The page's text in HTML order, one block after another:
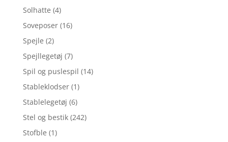
Solhatte (4)
Soveposer (16)
Spejle (2)
Spejllegetøj (7)
Spil og puslespil (14)
Stableklodser (1)
Stablelegetøj (6)
Stel og bestik (242)
Stofble (1)